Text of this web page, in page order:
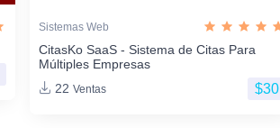
Sistemas Web
CitasKo SaaS - Sistema de Citas Para
Múltiples Empresas
22 Ventas $30